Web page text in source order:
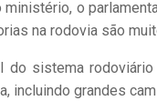
o
na rodovia são
do sistema
incluindo grandes